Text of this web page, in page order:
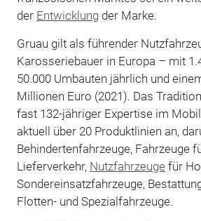
der Entwicklungder Marke.
Gruau gilt als führender
Karosseriebauer in Europa – mit
50.000 Umbauten jährlich und
Millionen Euro (2021). Das
fast 132-jähriger Expertise im
aktuell über 20 Produktlinien an,
Behindertenfahrzeuge, Fahrzeuge
Lieferverkehr, Nutzfahrzeuge für
Sondereinsatzfahrzeuge,
Flotten- und Spezialfahrzeuge.